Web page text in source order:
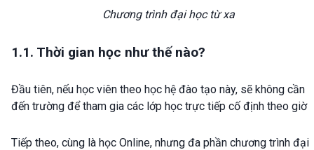
Chương trình đại học từ xa
1.1. Thời gian học như thế nào?
Đầu tiên, nếu học viên theo học hệ đào tạo này, sẽ không cần
đến trường để tham gia các lớp học trực tiếp cố định theo giờ
Tiếp theo, cùng là học Online, nhưng đa phần chương trình đại